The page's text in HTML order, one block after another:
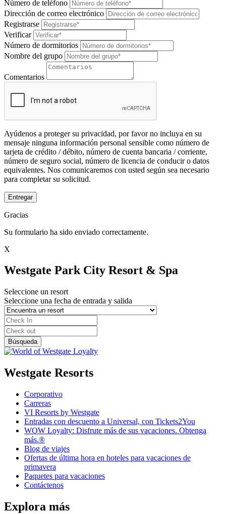
Número de teléfono
Dirección de correo electrónico
Registrarse
Verificar
Número de dormitorios
Nombre del grupo
Comentarios
Ayúdenos a proteger su privacidad, por favor no incluya en su
mensaje ninguna información personal sensible como número de
tarjeta de crédito / débito, número de cuenta bancaria / corriente,
número de seguro social, número de licencia de conducir o datos
equivalentes. Nos comunicaremos con usted según sea necesario
para completar su solicitud.
Entregar
Gracias
Su formulario ha sido enviado correctamente.
X
Westgate Park City Resort & Spa
Seleccione un resort
Seleccione una fecha de entrada y salida
Westgate Resorts
Corporativo
Carreras
VI Resorts by Westgate
Entradas con descuento a Universal, con Tickets2You
WOW Loyalty: Disfrute más de sus vacaciones. Obtenga
más.®
Blog de viajes
Ofertas de última hora en hoteles para vacaciones de
primavera
Paquetes para vacaciones
Contáctenos
Explora más